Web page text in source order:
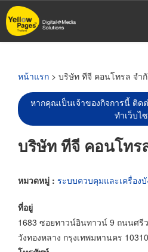
ข้าม
ไป
หน้าแรก > บริษัท ทีจี คอนโทรล จำ
หากคุณเป็นเจ้าของกิจการนี้ ติด
ทำเว็บไ
บริษัท ทีจี คอนโทร
หมวดหมู่ : ระบบควบคุมและเครื่อง
ที่อยู่
1683 ซอยทาวน์อินทาวน์ 9 ถนนศรี
วังทองหลาง กรุงเทพมหานคร 10310